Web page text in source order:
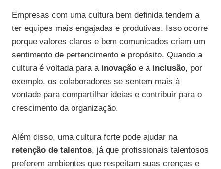
Empresas com uma cultura bem definida tendem a
ter equipes mais engajadas e produtivas. Isso ocorre
porque valores claros e bem comunicados criam um
sentimento de pertencimento e propósito. Quando a
cultura é voltada para a inovação e a inclusão, por
exemplo, os colaboradores se sentem mais à
vontade para compartilhar ideias e contribuir para o
crescimento da organização.
Além disso, uma cultura forte pode ajudar na
retenção de talentos, já que profissionais talentosos
preferem ambientes que respeitam suas crenças e